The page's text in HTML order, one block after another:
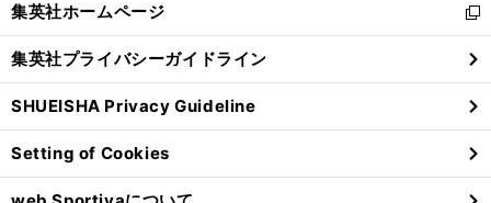
閉
る
集英社ホームページ
新
し
い
ウ
ィ
ン
ド
ウ
集英社プライバシーガイドライン
SHUEISHA Privacy Guideline
Setting of Cookies